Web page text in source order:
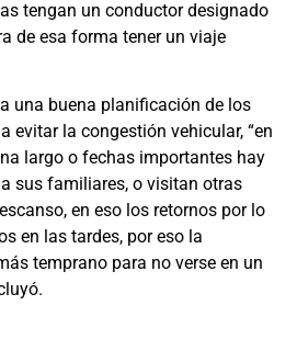
tengan un conductor designado
de esa forma tener un viaje
una buena planificación de los
evitar la congestión vehicular, “en
largo o fechas importantes hay
sus familiares, o visitan otras
en eso los retornos por lo
en las tardes, por eso la
temprano para no verse en un